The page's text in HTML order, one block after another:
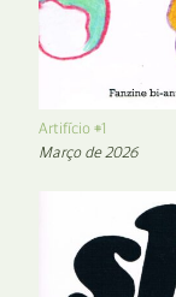
Artifício #1
Março de 2026